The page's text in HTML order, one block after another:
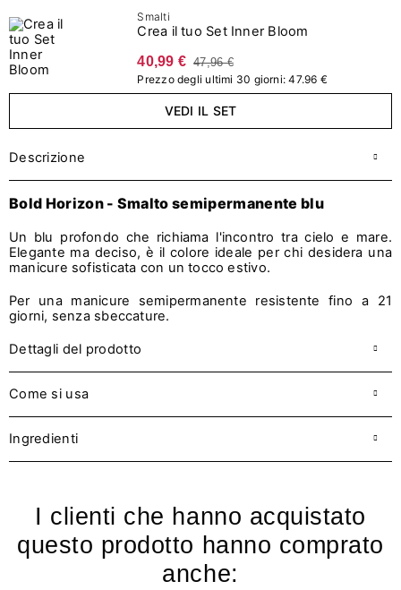
Smalti
Crea il tuo Set Inner Bloom
40,99 € 47,96 €
Prezzo degli ultimi 30 giorni: 47.96 €
VEDI IL SET
Descrizione
Bold Horizon - Smalto semipermanente blu
Un blu profondo che richiama l'incontro tra cielo e mare.
Elegante ma deciso, è il colore ideale per chi desidera una
manicure sofisticata con un tocco estivo.
Per una manicure semipermanente resistente fino a 21
giorni, senza sbeccature.
Dettagli del prodotto
Come si usa
Ingredienti
I clienti che hanno acquistato
questo prodotto hanno comprato
anche: